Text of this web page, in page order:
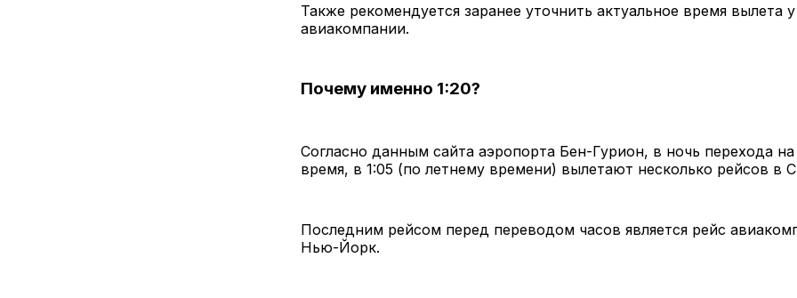
Также рекомендуется заранее уточнить актуальное время вылета
авиакомпании.
Почему именно 1:20?
Согласно данным сайта аэропорта Бен-Гурион, в ночь перехода
время, в 1:05 (по летнему времени) вылетают несколько рейсов в
Последним рейсом перед переводом часов является рейс
Нью-Йорк.